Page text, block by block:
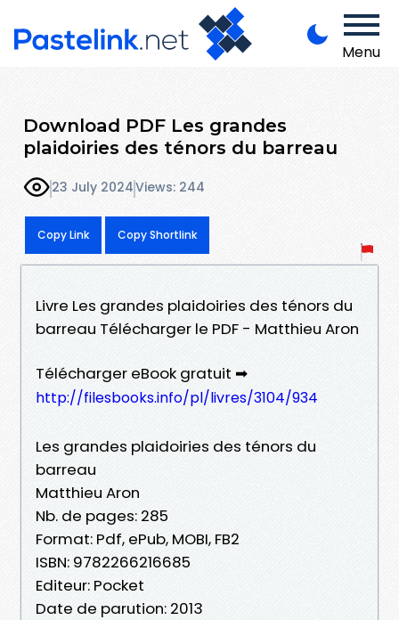
Menu
Download PDF Les grandes
plaidoiries des ténors du barreau
23 July 2024Views: 244
Copy Link Copy Shortlink
Livre Les grandes plaidoiries des ténors du
barreau Télécharger le PDF - Matthieu Aron
Télécharger eBook gratuit ➡
http://filesbooks.info/pl/livres/3104/934
Les grandes plaidoiries des ténors du
barreau
Matthieu Aron
Nb. de pages: 285
Format: Pdf, ePub, MOBI, FB2
ISBN: 9782266216685
Editeur: Pocket
Date de parution: 2013